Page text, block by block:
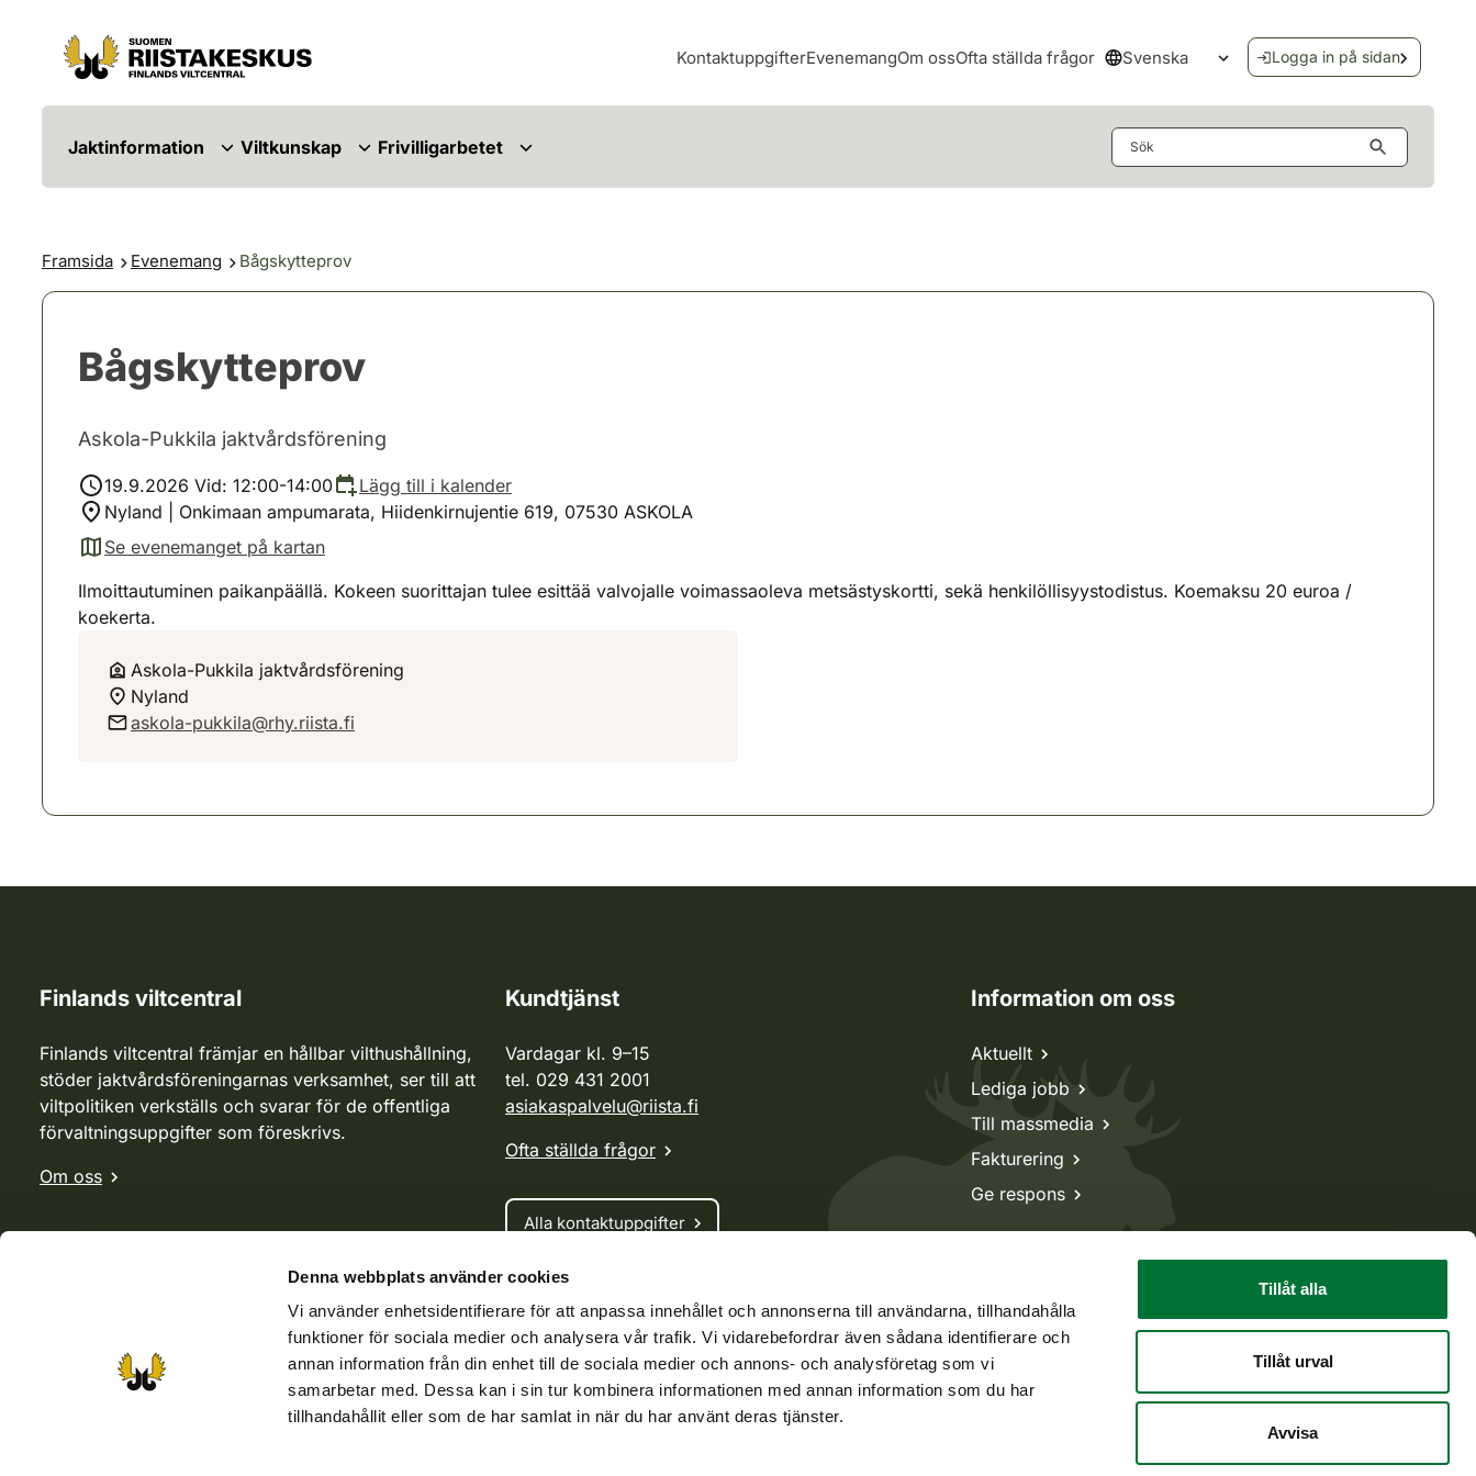
Denna webbplats använder cookies
Vi använder enhetsidentifierare för att anpassa innehållet och annonserna till användarna, tillhandahålla
funktioner för sociala medier och analysera vår trafik. Vi vidarebefordrar även sådana identifierare och
annan information från din enhet till de sociala medier och annons- och analysföretag som vi
samarbetar med. Dessa kan i sin tur kombinera informationen med annan information som du har
tillhandahållit eller som de har samlat in när du har använt deras tjänster.
Tillåt alla
Tillåt urval
Avvisa
Hoppa till innehåll
Gå till webbplatskartan
KontaktuppgifterEvenemangOm ossOfta ställda frågor Svenska
Öppna språkmenyn
Logga in på sidan
Jaktinformation Viltkunskap Frivilligarbetet
Framsida Evenemang Bågskytteprov
Bågskytteprov
Askola-Pukkila jaktvårdsförening
19.9.2026 Vid: 12:00-14:00
Lägg till i kalender
Nyland | Onkimaan ampumarata, Hiidenkirnujentie 619, 07530 ASKOLA
Se evenemanget på kartan
(avautuu uuteen välilehteen)
Ilmoittautuminen paikanpäällä. Kokeen suorittajan tulee esittää valvojalle voimassaoleva metsästyskortti, sekä henkilöllisyystodistus. Koemaksu 20 euroa /
koekerta.
Askola-Pukkila jaktvårdsförening
Nyland
askola-pukkila@rhy.riista.fi
Finlands viltcentral
Finlands viltcentral främjar en hållbar vilthushållning,
stöder jaktvårdsföreningarnas verksamhet, ser till att
viltpolitiken verkställs och svarar för de offentliga
förvaltningsuppgifter som föreskrivs.
Om oss
Kundtjänst
Vardagar kl. 9–15
tel. 029 431 2001
asiakaspalvelu@riista.fi
Ofta ställda frågor
Alla kontaktuppgifter
Jaktkort
Oma riista -tjänsten
Ansökan om licenser och dispenser
Information om oss
Aktuellt
Lediga jobb
Till massmedia
Fakturering
Ge respons